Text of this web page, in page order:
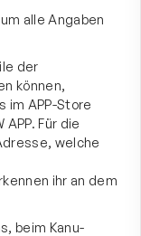
alle Angaben
der
können,
im APP-Store
Für die
welche
ihr an dem
beim Kanu-